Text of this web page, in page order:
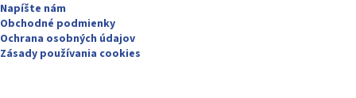
Napíšte nám
Obchodné podmienky
Ochrana osobných údajov
Zásady používania cookies